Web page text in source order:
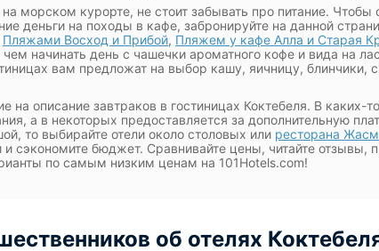
морском курорте, не стоит забывать про питание. Чтобы
деньги на походы в кафе, забронируйте на данной
Пляжами Восход и Прибой, Пляжем у кафе Алла и Старая
чем начинать день с чашечки ароматного кофе и вида на
вам предложат на выбор кашу, яичницу, блинчики,
на описание завтраков в гостиницах Коктебеля. В каких-
а в некоторых предоставляется за дополнительную
то выбирайте отели около столовых или ресторана
сэкономите бюджет. Сравнивайте цены, читайте отзывы,
по самым низким ценам на 101Hotels.com!
об отелях